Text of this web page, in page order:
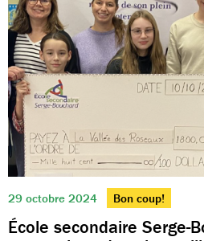
29 octobre 2024 Bon coup!
École secondaire Serge-